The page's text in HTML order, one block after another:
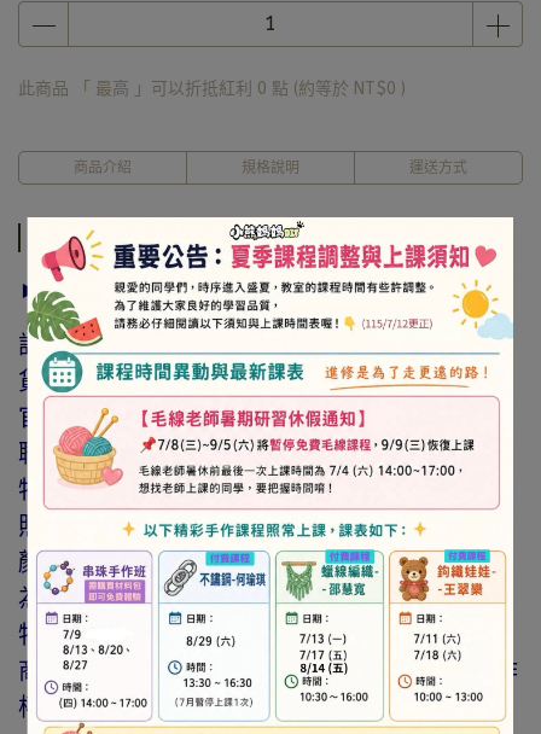
此商品 「 最高 」可以折抵紅利 0 點 (約等於 NT$0 )
商品介紹 規格說明 運送方式
商品介紹
► 注意事項
訂購前請詳閱「線上訂購流程說明」及「退換
貨需知」，謝謝。
官網與門市同步銷售，如遇缺貨會由專人與您
聯繫。
特價商品，會員不再提供折扣優惠。
照片因拍攝光線與螢幕色差而有所差異，實際
顏色與網路呈現略有不同，將以實際出貨商品
為準。
特價品、客訂商品、毛線、緞帶、繩線、零碼
商品、工具、消耗性商品(如膠類…等)，與著作
權商品(如書籍…等)，恕不接受退換貨。